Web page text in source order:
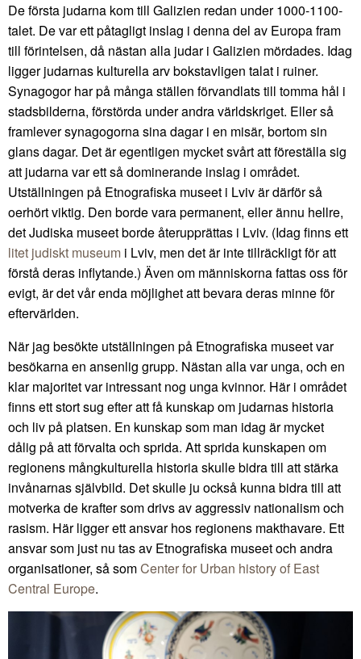
De första judarna kom till Galizien redan under 1000-1100-
talet. De var ett påtagligt inslag i denna del av Europa fram
till förintelsen, då nästan alla judar i Galizien mördades. Idag
ligger judarnas kulturella arv bokstavligen talat i ruiner.
Synagogor har på många ställen förvandlats till tomma hål i
stadsbilderna, förstörda under andra världskriget. Eller så
framlever synagogorna sina dagar i en misär, bortom sin
glans dagar. Det är egentligen mycket svårt att föreställa sig
att judarna var ett så dominerande inslag i området.
Utställningen på Etnografiska museet i Lviv är därför så
oerhört viktig. Den borde vara permanent, eller ännu hellre,
det Judiska museet borde återupprättas i Lviv. (Idag finns ett
litet judiskt museum i Lviv, men det är inte tillräckligt för att
förstå deras inflytande.) Även om människorna fattas oss för
evigt, är det vår enda möjlighet att bevara deras minne för
eftervärlden.
När jag besökte utställningen på Etnografiska museet var
besökarna en ansenlig grupp. Nästan alla var unga, och en
klar majoritet var intressant nog unga kvinnor. Här i området
finns ett stort sug efter att få kunskap om judarnas historia
och liv på platsen. En kunskap som man idag är mycket
dålig på att förvalta och sprida. Att sprida kunskapen om
regionens mångkulturella historia skulle bidra till att stärka
invånarnas självbild. Det skulle ju också kunna bidra till att
motverka de krafter som drivs av aggressiv nationalism och
rasism. Här ligger ett ansvar hos regionens makthavare. Ett
ansvar som just nu tas av Etnografiska museet och andra
organisationer, så somCenter for Urban history of East
Central Europe.